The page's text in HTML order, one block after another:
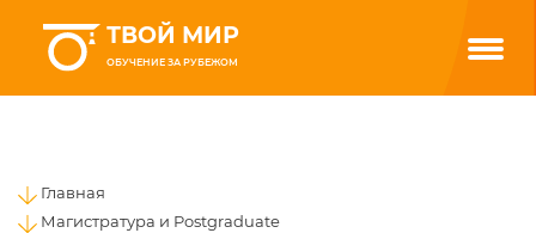
ТВОЙ МИР
ОБУЧЕНИЕ ЗА РУБЕЖОМ
Главная
Магистратура и Postgraduate